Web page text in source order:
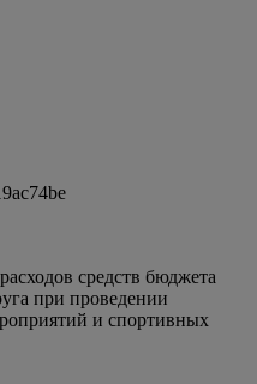
средств бюджета
при проведении
и спортивных